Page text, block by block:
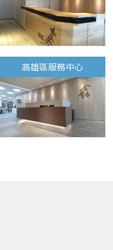
高雄區服務中心